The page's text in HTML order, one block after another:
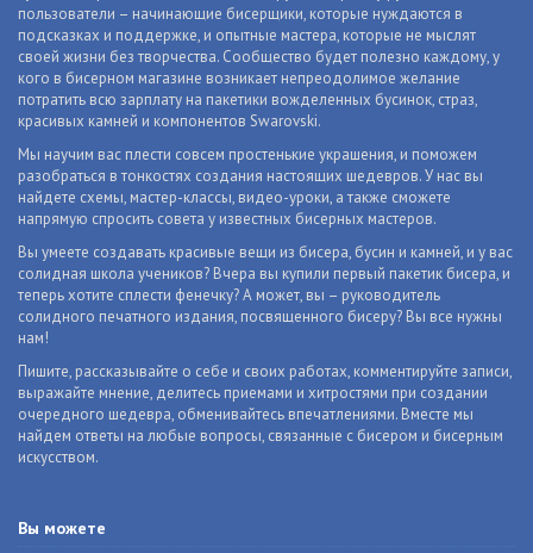
пользователи – начинающие бисерщики, которые нуждаются в
подсказках и поддержке, и опытные мастера, которые не мыслят
своей жизни без творчества. Сообщество будет полезно каждому, у
кого в бисерном магазине возникает непреодолимое желание
потратить всю зарплату на пакетики вожделенных бусинок, страз,
красивых камней и компонентов Swarovski.
Мы научим вас плести совсем простенькие украшения, и поможем
разобраться в тонкостях создания настоящих шедевров. У нас вы
найдете схемы, мастер-классы, видео-уроки, а также сможете
напрямую спросить совета у известных бисерных мастеров.
Вы умеете создавать красивые вещи из бисера, бусин и камней, и у вас
солидная школа учеников? Вчера вы купили первый пакетик бисера, и
теперь хотите сплести фенечку? А может, вы – руководитель
солидного печатного издания, посвященного бисеру? Вы все нужны
нам!
Пишите, рассказывайте о себе и своих работах, комментируйте записи,
выражайте мнение, делитесь приемами и хитростями при создании
очередного шедевра, обменивайтесь впечатлениями. Вместе мы
найдем ответы на любые вопросы, связанные с бисером и бисерным
искусством.
Вы можете